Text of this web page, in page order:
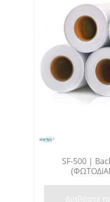
SF-500 |
Διαβάστε